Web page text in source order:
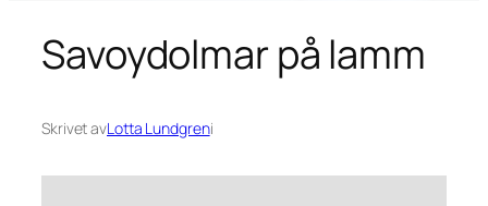
Savoydolmar på lamm
Skrivet avLotta Lundgreni